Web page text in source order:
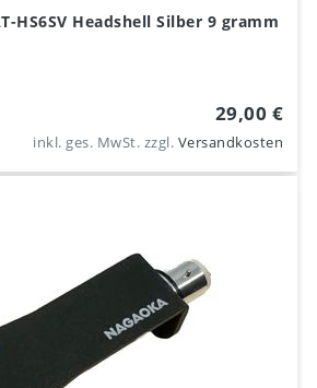
HS6SV Headshell Silber 9 gramm
29,00 €
inkl. ges. MwSt. zzgl. Versandkosten